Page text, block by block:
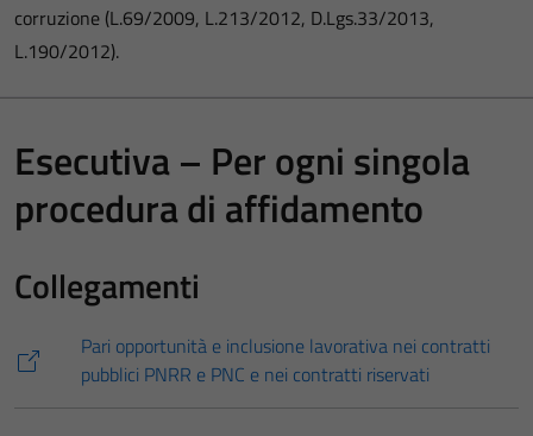
corruzione (L.69/2009, L.213/2012, D.Lgs.33/2013,
L.190/2012).
Esecutiva – Per ogni singola
procedura di affidamento
Collegamenti
Pari opportunità e inclusione lavorativa nei contratti
pubblici PNRR e PNC e nei contratti riservati